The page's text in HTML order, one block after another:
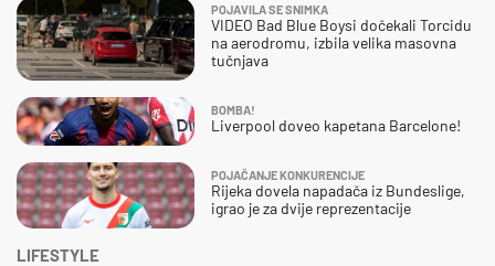
POJAVILA SE SNIMKA
VIDEO Bad Blue Boysi dočekali Torcidu
na aerodromu, izbila velika masovna
tučnjava
BOMBA!
Liverpool doveo kapetana Barcelone!
POJAČANJE KONKURENCIJE
Rijeka dovela napadača iz Bundeslige,
igrao je za dvije reprezentacije
LIFESTYLE